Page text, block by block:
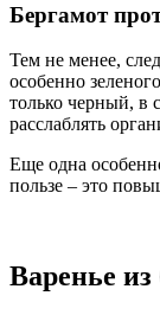
Бергамот
Тем не менее,
особенно
только черный, в
расслаблять
Еще одна
пользе – это
Варенье из